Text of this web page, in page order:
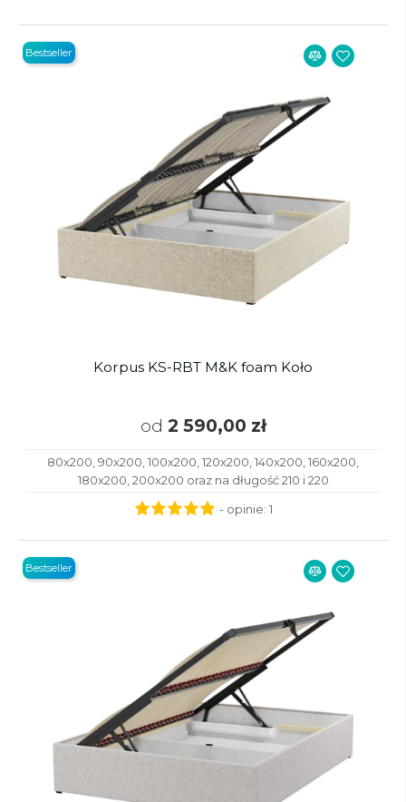
Korpus KS-RBT M&K foam Koło
od 2 590,00 zł
80x200, 90x200, 100x200, 120x200, 140x200, 160x200,
180x200, 200x200 oraz na długość 210 i 220
Bestseller
- opinie: 1
Bestseller